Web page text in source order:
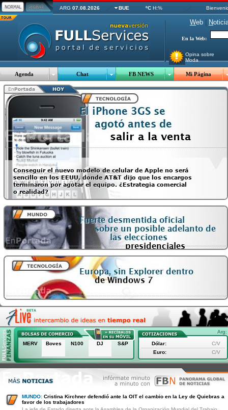
ARG 07.08.2026 BUE ºC H:%
Web N
En la Web:
Opina sobre
Moda
Agenda Chat FB NEWS Mi Página
Arg:
MERV Boves N100 DJ S&P Dólar:
C/V
Euro:
C/V
MUNDO: Cristina Kirchner defendió ante la OIT el cambio en la Ley de Quiebras a
favor de los trabajadores